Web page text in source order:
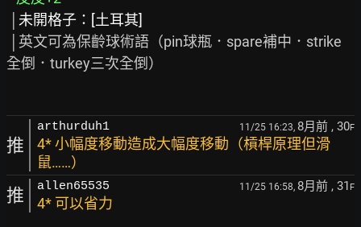
未開格子：[土耳其]
全倒．turkey三次全倒）
推
arthurduh1 11/25 16:23, 8月前 , 30F
4* 小幅度移動造成大幅度移動（槓桿原理但滑
鼠……）
推 allen65535 11/25 16:58, 8月前 , 31 F
4* 可以省力